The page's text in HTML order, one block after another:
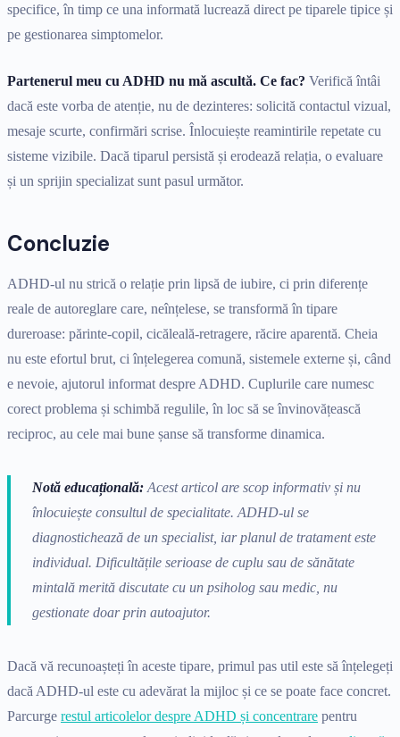
specifice, în timp ce una informată lucrează direct pe tiparele tipice și
pe gestionarea simptomelor.
Partenerul meu cu ADHD nu mă ascultă. Ce fac? Verifică întâi
dacă este vorba de atenție, nu de dezinteres: solicită contactul vizual,
mesaje scurte, confirmări scrise. Înlocuiește reamintirile repetate cu
sisteme vizibile. Dacă tiparul persistă și erodează relația, o evaluare
și un sprijin specializat sunt pasul următor.
Concluzie
ADHD-ul nu strică o relație prin lipsă de iubire, ci prin diferențe
reale de autoreglare care, neînțelese, se transformă în tipare
dureroase: părinte-copil, cicăleală-retragere, răcire aparentă. Cheia
nu este efortul brut, ci înțelegerea comună, sistemele externe și, când
e nevoie, ajutorul informat despre ADHD. Cuplurile care numesc
corect problema și schimbă regulile, în loc să se învinovățească
reciproc, au cele mai bune șanse să transforme dinamica.
Notă educațională: Acest articol are scop informativ și nu
înlocuiește consultul de specialitate. ADHD-ul se
diagnostichează de un specialist, iar planul de tratament este
individual. Dificultățile serioase de cuplu sau de sănătate
mintală merită discutate cu un psiholog sau medic, nu
gestionate doar prin autoajutor.
Dacă vă recunoașteți în aceste tipare, primul pas util este să înțelegeți
dacă ADHD-ul este cu adevărat la mijloc și ce se poate face concret.
Parcurge restul articolelor despre ADHD și concentrare pentru